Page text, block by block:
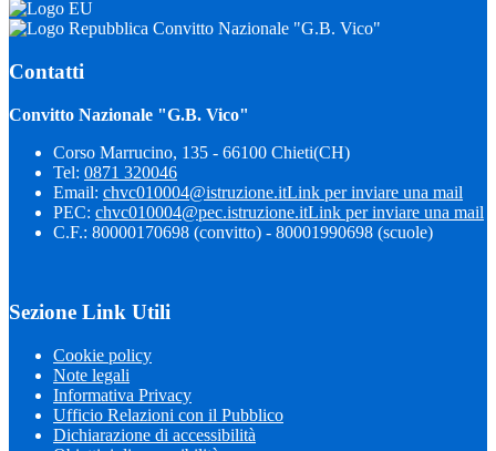
Convitto Nazionale "G.B. Vico"
Contatti
Convitto Nazionale "G.B. Vico"
Corso Marrucino, 135 - 66100 Chieti(CH)
Tel: 0871 320046
Email: chvc010004@istruzione.itLink per inviare una mail
PEC: chvc010004@pec.istruzione.itLink per inviare una mail
C.F.: 80000170698 (convitto) - 80001990698 (scuole)
Sezione Link Utili
Cookie policy
Note legali
Informativa Privacy
Ufficio Relazioni con il Pubblico
Dichiarazione di accessibilità